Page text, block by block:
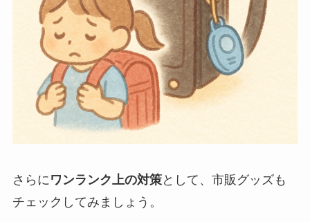
さらにワンランク上の対策として、市販グッズも
チェックしてみましょう。